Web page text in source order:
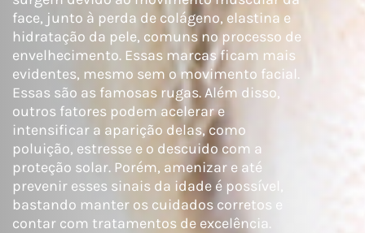
face, junto à perda de colágeno, elastina e
hidratação da pele, comuns no processo de
envelhecimento. Essas marcas ficam mais
evidentes, mesmo sem o movimento facial.
Essas são as famosas rugas. Além disso,
outros fatores podem acelerar e
intensificar a aparição delas, como
poluição, estresse e o descuido com a
proteção solar. Porém, amenizar e até
prevenir esses sinais da idade é possível,
bastando manter os cuidados corretos e
contar com tratamentos de excelência.